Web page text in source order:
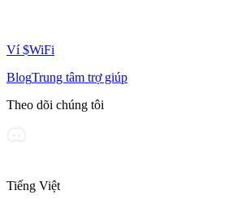
Ví $WiFi
BlogTrung tâm trợ giúp
Theo dõi chúng tôi
Tiếng Việt